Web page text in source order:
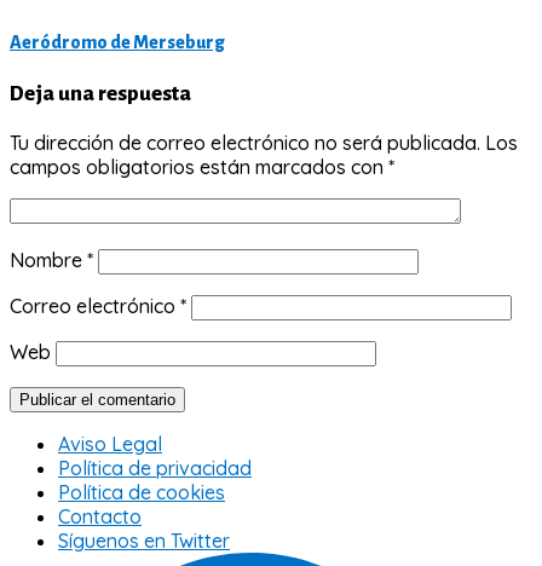
Aeródromo de Merseburg
Deja una respuesta
Tu dirección de correo electrónico no será publicada. Los
campos obligatorios están marcados con *
Nombre *
Correo electrónico *
Web
Aviso Legal
Política de privacidad
Política de cookies
Contacto
Síguenos en Twitter